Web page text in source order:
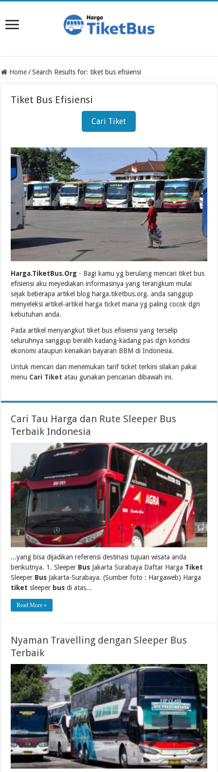
Home / Search Results for: tiket bus efisiensi
Tiket Bus Efisiensi
Cari Tiket
Harga.TiketBus.Org - Bagi kamu yg berulang mencari tiket bus
efisiensi aku meyediakan informasinya yang terangkum mulai
sejak beberapa artikel blog harga.tiketbus.org. anda sanggup
menyeleksi artikel-artikel harga ticket mana yg paling cocok dgn
kebutuhan anda.
Pada artikel menyangkut tiket bus efisiensi yang terselip
seluruhnya sanggup beralih kadang-kadang pas dgn kondisi
ekonomi ataupun kenaikan bayaran BBM di Indonesia.
Untuk mencari dan menemukan tarif ticket terkini silakan pakai
menu Cari Tiket atau gunakan pencarian dibawah ini.
Cari Tau Harga dan Rute Sleeper Bus
Terbaik Indonesia
...yang bisa dijadikan referensi destinasi tujuan wisata anda
berikutnya. 1. Sleeper Bus Jakarta Surabaya Daftar Harga Tiket
Sleeper Bus Jakarta-Surabaya. (Sumber foto : Hargaweb) Harga
tiket sleeper bus di atas...
Read More »
Nyaman Travelling dengan Sleeper Bus
Terbaik